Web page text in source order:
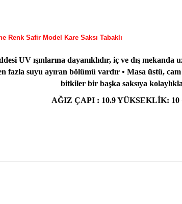
Adet Vişne Renk Safir Model Kare
UV ışınlarına dayanıklıdır, iç ve dış
fazla suyu ayıran bölümü vardır • Masa üstü,
bitkiler bir başka saksıya
AĞIZ ÇAPI : 10.9 YÜKSEKLİK: